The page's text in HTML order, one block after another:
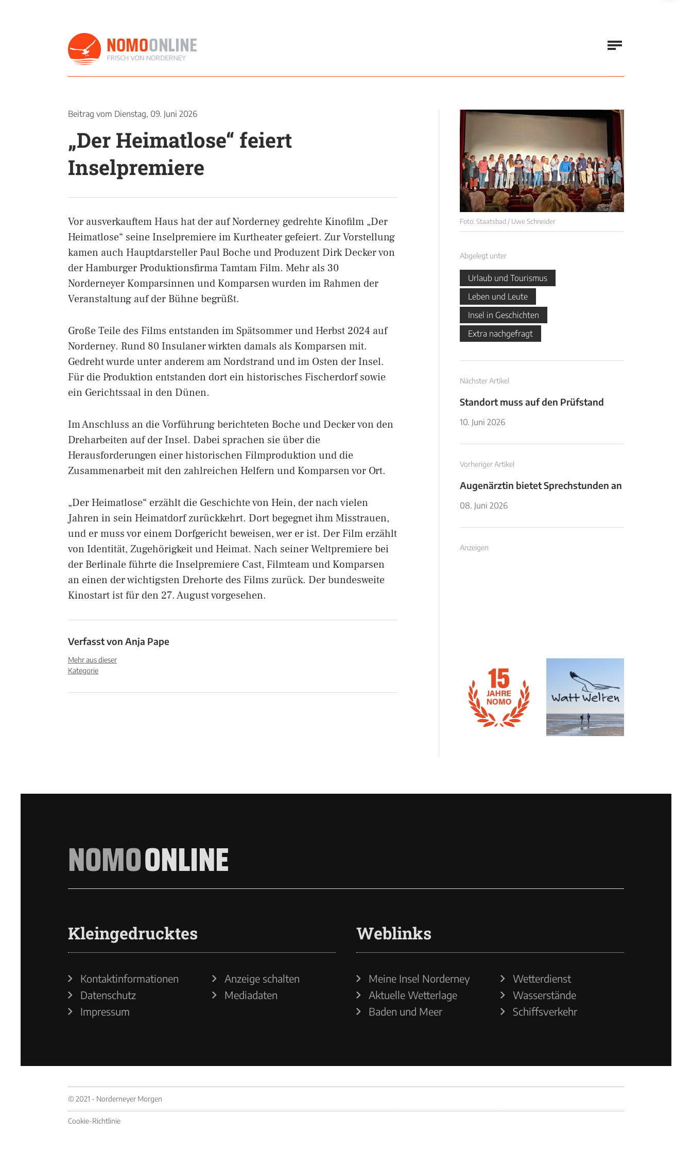
Foto: Staatsbad / Uwe Schneider
Beitrag vom Dienstag, 09. Juni 2026
„Der Heimatlose“ feiert
Inselpremiere
Vor ausverkauftem Haus hat der auf Norderney gedrehte Kinofilm „Der
Heimatlose“ seine Inselpremiere im Kurtheater gefeiert. Zur Vorstellung
kamen auch Hauptdarsteller Paul Boche und Produzent Dirk Decker von
der Hamburger Produktionsfirma Tamtam Film. Mehr als 30
Norderneyer Komparsinnen und Komparsen wurden im Rahmen der
Veranstaltung auf der Bühne begrüßt.
Große Teile des Films entstanden im Spätsommer und Herbst 2024 auf
Norderney. Rund 80 Insulaner wirkten damals als Komparsen mit.
Gedreht wurde unter anderem am Nordstrand und im Osten der Insel.
Für die Produktion entstanden dort ein historisches Fischerdorf sowie
ein Gerichtssaal in den Dünen.
Im Anschluss an die Vorführung berichteten Boche und Decker von den
Dreharbeiten auf der Insel. Dabei sprachen sie über die
Herausforderungen einer historischen Filmproduktion und die
Zusammenarbeit mit den zahlreichen Helfern und Komparsen vor Ort.
„Der Heimatlose“ erzählt die Geschichte von Hein, der nach vielen
Jahren in sein Heimatdorf zurückkehrt. Dort begegnet ihm Misstrauen,
und er muss vor einem Dorfgericht beweisen, wer er ist. Der Film erzählt
von Identität, Zugehörigkeit und Heimat. Nach seiner Weltpremiere bei
der Berlinale führte die Inselpremiere Cast, Filmteam und Komparsen
an einen der wichtigsten Drehorte des Films zurück. Der bundesweite
Kinostart ist für den 27. August vorgesehen.
Verfasst von Anja Pape
Mehr aus dieser
Kategorie
Abgelegt unter
Urlaub und Tourismus
Leben und Leute
Insel in Geschichten
Extra nachgefragt
Nächster Artikel
Standort muss auf den Prüfstand
10. Juni 2026
Vorheriger Artikel
Augenärztin bietet Sprechstunden an
08. Juni 2026
Anzeigen
NOMOONLINE
Kleingedrucktes
Kontaktinformationen
Datenschutz
Impressum
Anzeige schalten
Mediadaten
Weblinks
Meine Insel Norderney
Aktuelle Wetterlage
Baden und Meer
Wetterdienst
Wasserstände
Schiffsverkehr
© 2021 - Norderneyer Morgen
Cookie-Richtlinie